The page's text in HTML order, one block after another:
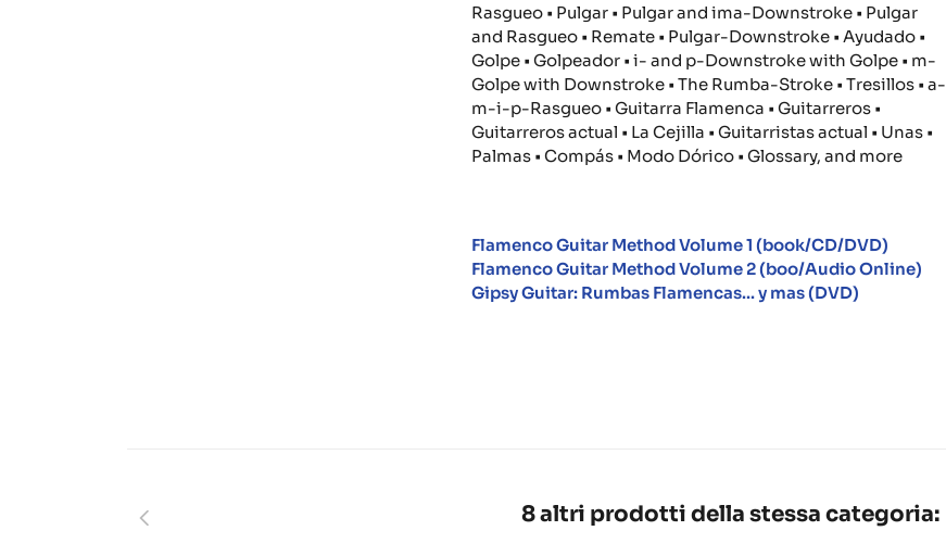
Rasgueo • Pulgar • Pulgar and ima-Downstroke • Pulgar
and Rasgueo • Remate • Pulgar-Downstroke • Ayudado •
Golpe • Golpeador • i- and p-Downstroke with Golpe • m-
Golpe with Downstroke • The Rumba-Stroke • Tresillos • a-
m-i-p-Rasgueo • Guitarra Flamenca • Guitarreros •
Guitarreros actual • La Cejilla • Guitarristas actual • Unas •
Palmas • Compás • Modo Dórico • Glossary, and more
Flamenco Guitar Method Volume 1 (book/CD/DVD)
Flamenco Guitar Method Volume 2 (boo/Audio Online)
Gipsy Guitar: Rumbas Flamencas... y mas (DVD)
8 altri prodotti della stessa categoria: